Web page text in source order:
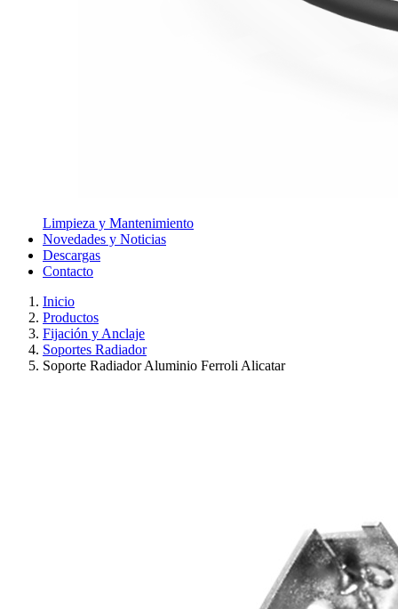
Limpieza y Mantenimiento
Novedades y Noticias
Descargas
Contacto
Inicio
Productos
Fijación y Anclaje
Soportes Radiador
Soporte Radiador Aluminio Ferroli Alicatar